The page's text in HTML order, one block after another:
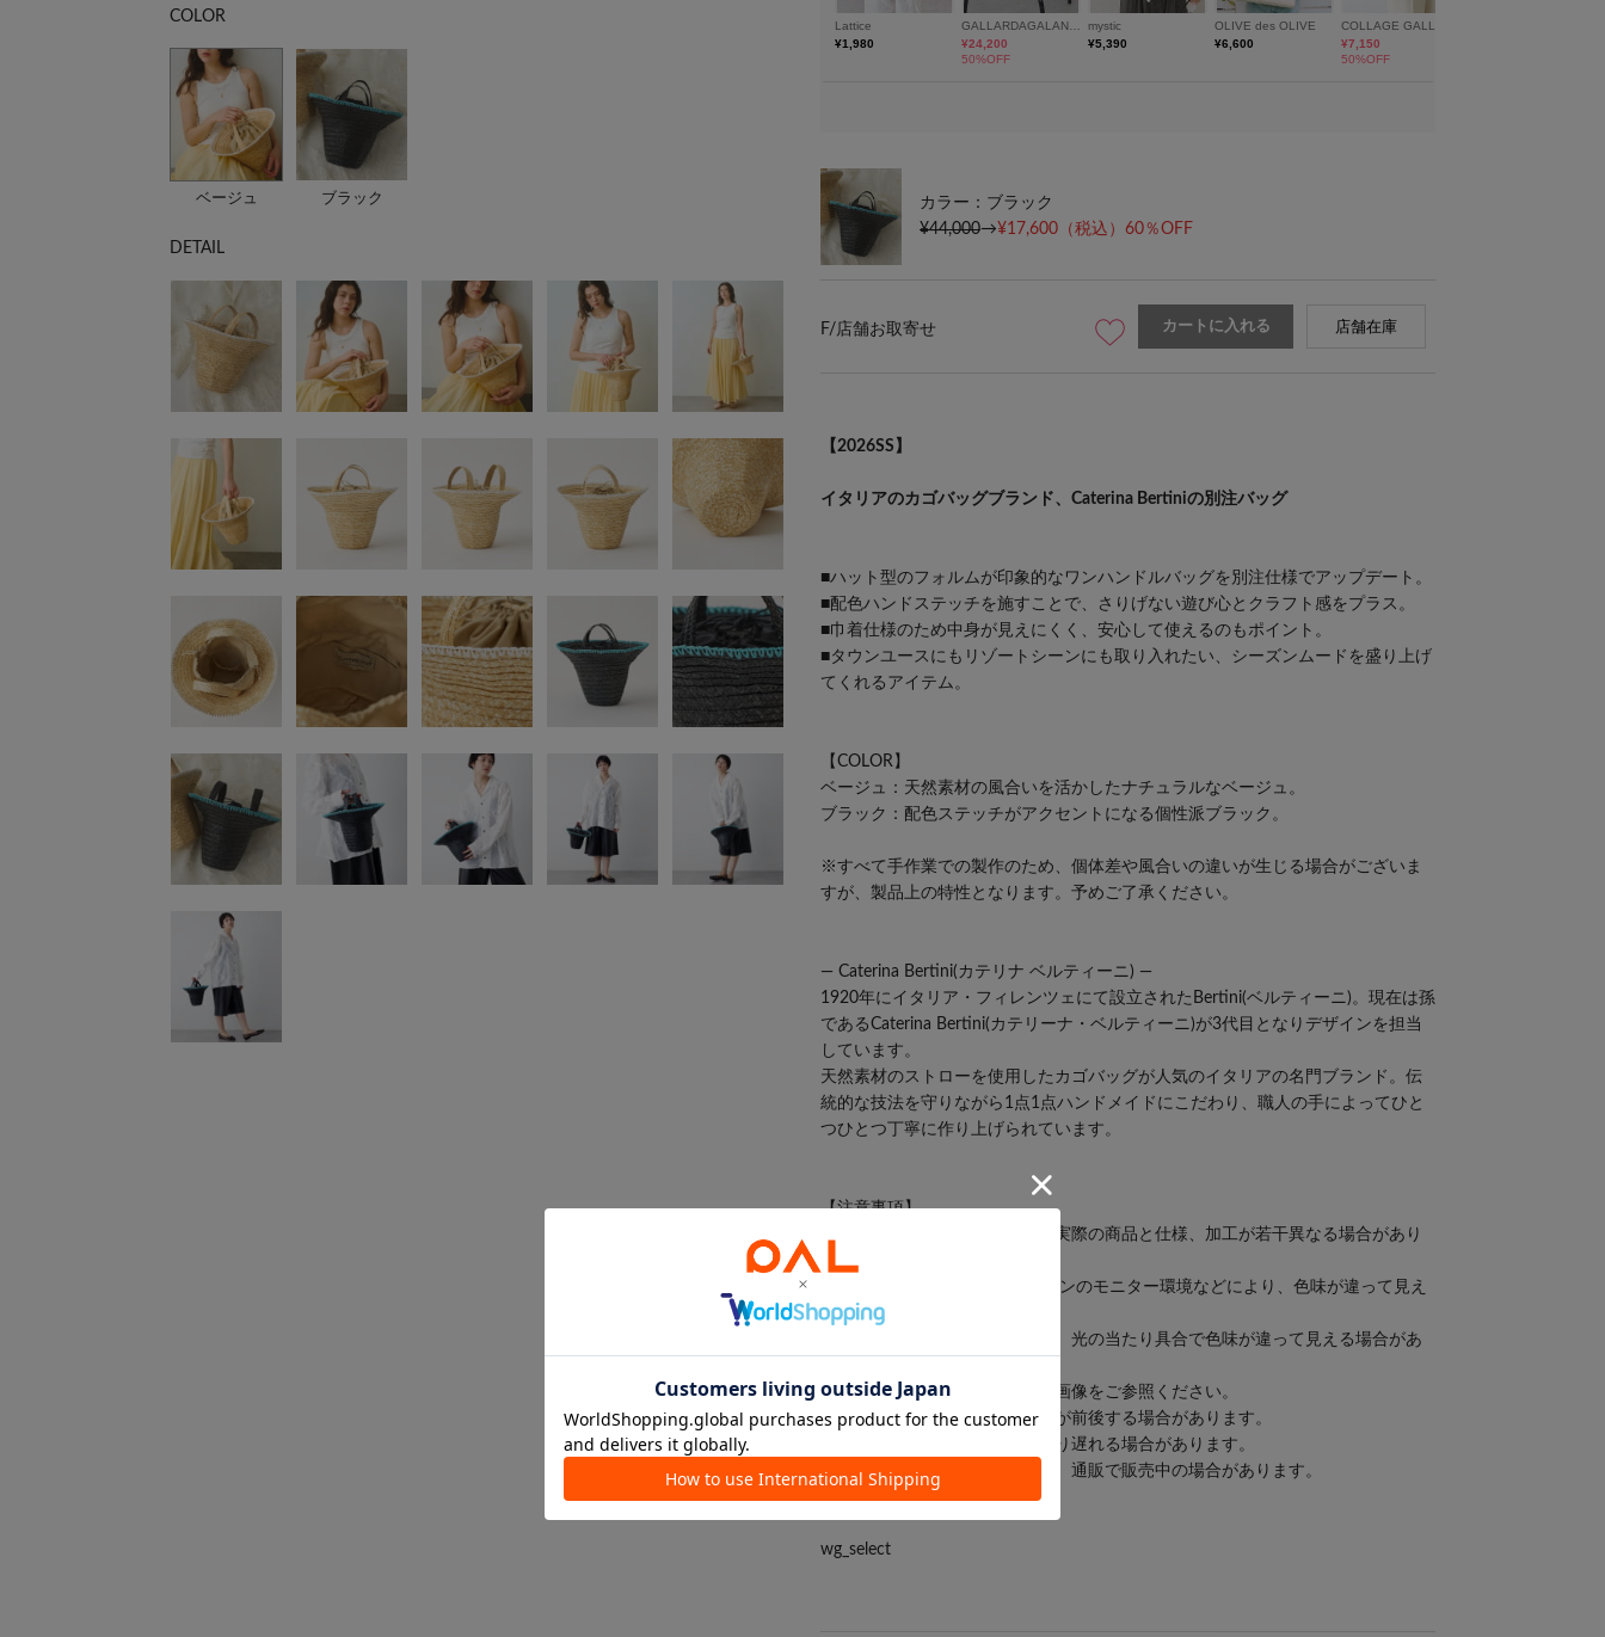
COLOR
ベージュ ブラック
DETAIL
カラー：ブラック
¥44,000→¥17,600 （税込）60％OFF
F/ 店舗お取寄せ カートに入れる 店舗在庫
【2026SS】
イタリアのカゴバッグブランド、Caterina Bertiniの別注バッグ
■ハット型のフォルムが印象的なワンハンドルバッグを別注仕様でアップデート。
■配色ハンドステッチを施すことで、さりげない遊び心とクラフト感をプラス。
■巾着仕様のため中身が見えにくく、安心して使えるのもポイント。
■タウンユースにもリゾートシーンにも取り入れたい、シーズンムードを盛り上げ
てくれるアイテム。
【COLOR】
ベージュ：天然素材の風合いを活かしたナチュラルなベージュ。
ブラック：配色ステッチがアクセントになる個性派ブラック。
※すべて手作業での製作のため、個体差や風合いの違いが生じる場合がございま
すが、製品上の特性となります。予めご了承ください。
― Caterina Bertini(カテリナ ベルティーニ) ―
1920年にイタリア・フィレンツェにて設立されたBertini(ベルティーニ)。現在は孫
であるCaterina Bertini(カテリーナ・ベルティーニ)が3代目となりデザインを担当
しています。
天然素材のストローを使用したカゴバッグが人気のイタリアの名門ブランド。伝
統的な技法を守りながら1点1点ハンドメイドにこだわり、職人の手によってひと
つひとつ丁寧に作り上げられています。
【注意事項】
・画像の商品はサンプルです。実際の商品と仕様、加工が若干異なる場合があり
ます。
また 、パソコンやスマートフォンのモニター環境などにより、色味が違って見え
る場合がございます。
・店頭及び屋外での撮影画像は、光の当たり具合で色味が違って見える場合があ
商品の色味は、スタジオ撮影の画像をご参照ください。
・入荷状況により、お届け予定が前後する場合があります。
・お客様への発送が店頭販売より遅れる場合があります。
・追加生産商品は、一部の店舗、通販で販売中の場合があります。
予めご了承下さい。
wg_select